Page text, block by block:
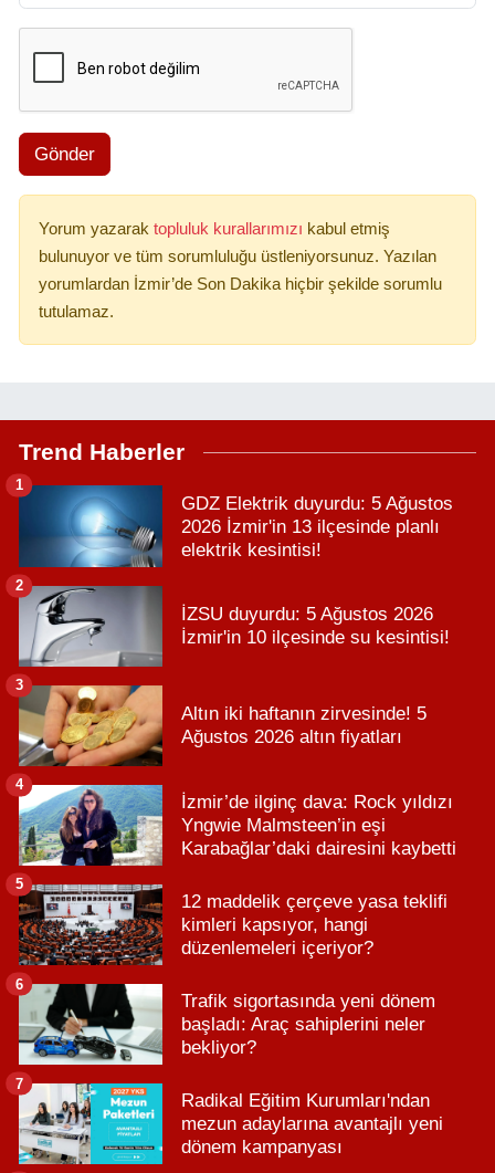
Gönder
Yorum yazarak topluluk kurallarımızı kabul etmiş
bulunuyor ve tüm sorumluluğu üstleniyorsunuz. Yazılan
yorumlardan İzmir’de Son Dakika hiçbir şekilde sorumlu
tutulamaz.
Trend Haberler
GDZ Elektrik duyurdu: 5 Ağustos
2026 İzmir'in 13 ilçesinde planlı
elektrik kesintisi!
1
İZSU duyurdu: 5 Ağustos 2026
İzmir'in 10 ilçesinde su kesintisi!
2
Altın iki haftanın zirvesinde! 5
Ağustos 2026 altın fiyatları
3
İzmir’de ilginç dava: Rock yıldızı
Yngwie Malmsteen’in eşi
Karabağlar’daki dairesini kaybetti
4
12 maddelik çerçeve yasa teklifi
kimleri kapsıyor, hangi
düzenlemeleri içeriyor?
5
Trafik sigortasında yeni dönem
başladı: Araç sahiplerini neler
bekliyor?
6
Radikal Eğitim Kurumları'ndan
mezun adaylarına avantajlı yeni
dönem kampanyası
7